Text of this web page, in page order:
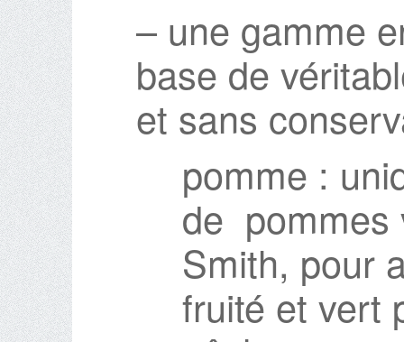
– une gamme
base de
et sans
pomme :
de pommes
Smith, pour
fruité et vert